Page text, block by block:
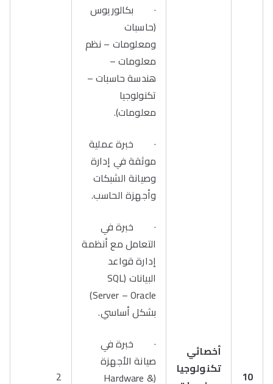
10
أخصائي
تكنولوجيا
· بكالوريوس
(حاسبات
ومعلومات – نظم
معلومات –
هندسة حاسبات –
تكنولوجيا
معلومات).
· خبرة عملية
موثقة في إدارة
وصيانة الشبكات
وأجهزة الحاسب.
· خبرة في
التعامل مع أنظمة
إدارة قواعد
البيانات (SQL
Server – Oracle)
بشكل أساسي.
· خبرة في
صيانة الأجهزة
(Hardware &
2